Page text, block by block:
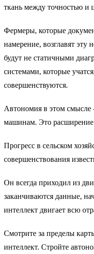
ткань между точностью и
Фермеры, которые
намерение, возглавят
будут не статичными
системами, которые
совершенствуются.
Автономия в этом смысле
машинам. Это расширение
Прогресс в сельском
совершенствования
Он всегда приходил из
заканчиваются данные,
интеллект двигает всю
Смотрите за пределы
интеллект. Стройте